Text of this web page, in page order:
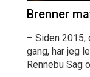
Brenner
– Siden 2015,
gang, har jeg
Rennebu Sag